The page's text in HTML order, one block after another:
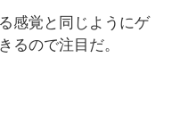
感覚と同じようにゲ
るので注目だ。